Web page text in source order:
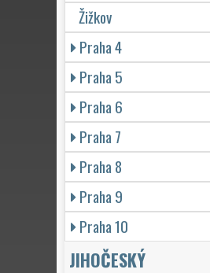
Žižkov
Praha 4
Praha 5
Praha 6
Praha 7
Praha 8
Praha 9
Praha 10
JIHOČESKÝ